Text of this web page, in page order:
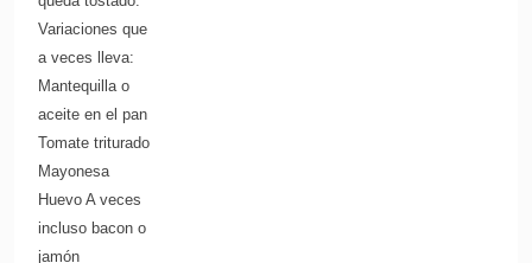
Variaciones que
a veces lleva:
Mantequilla o
aceite en el pan
Tomate triturado
Mayonesa
Huevo A veces
incluso bacon o
jamón